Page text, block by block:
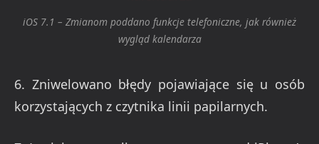
iOS 7.1 – Zmianom poddano funkcje telefoniczne, jak również
wygląd kalendarza
6. Zniwelowano błędy pojawiające się u osób
korzystających z czytnika linii papilarnych.